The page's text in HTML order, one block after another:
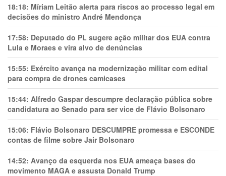
18:18: Míriam Leitão alerta para riscos ao processo legal em
decisões do ministro André Mendonça
17:58: Deputado do PL sugere ação militar dos EUA contra
Lula e Moraes e vira alvo de denúncias
15:55: Exército avança na modernização militar com edital
para compra de drones camicases
15:44: Alfredo Gaspar descumpre declaração pública sobre
candidatura ao Senado para ser vice de Flávio Bolsonaro
15:06: Flávio Bolsonaro DESCUMPRE promessa e ESCONDE
contas de filme sobre Jair Bolsonaro
14:52: Avanço da esquerda nos EUA ameaça bases do
movimento MAGA e assusta Donald Trump